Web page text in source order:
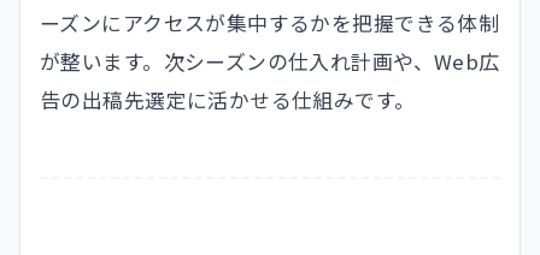
ーズンにアクセスが集中するかを把握できる体制
が整います。次シーズンの仕入れ計画や、Web広
告の出稿先選定に活かせる仕組みです。